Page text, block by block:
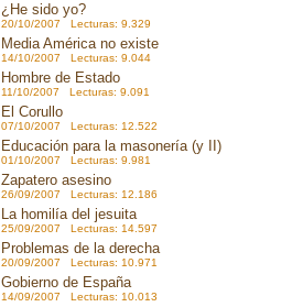
¿He sido yo?
20/10/2007 Lecturas: 9.329
Media América no existe
14/10/2007 Lecturas: 9.044
Hombre de Estado
11/10/2007 Lecturas: 9.091
El Corullo
07/10/2007 Lecturas: 12.522
Educación para la masonería (y II)
01/10/2007 Lecturas: 9.981
Zapatero asesino
26/09/2007 Lecturas: 12.186
La homilía del jesuita
25/09/2007 Lecturas: 14.597
Problemas de la derecha
20/09/2007 Lecturas: 10.971
Gobierno de España
14/09/2007 Lecturas: 10.013